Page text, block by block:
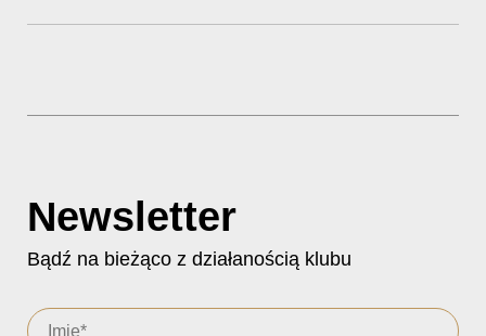
Newsletter
Bądź na bieżąco z działanością klubu